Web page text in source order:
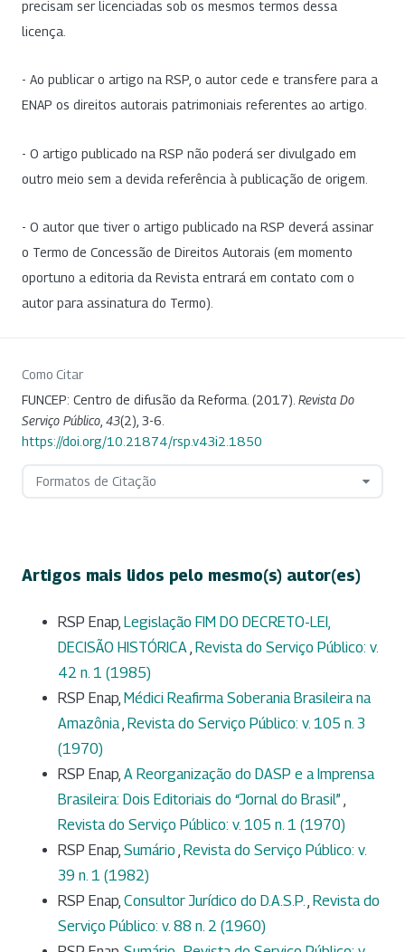
precisam ser licenciadas sob os mesmos termos dessa
licença.
- Ao publicar o artigo na RSP, o autor cede e transfere para a
ENAP os direitos autorais patrimoniais referentes ao artigo.
- O artigo publicado na RSP não poderá ser divulgado em
outro meio sem a devida referência à publicação de origem.
- O autor que tiver o artigo publicado na RSP deverá assinar
o Termo de Concessão de Direitos Autorais (em momento
oportuno a editoria da Revista entrará em contato com o
autor para assinatura do Termo).
Como Citar
FUNCEP: Centro de difusão da Reforma. (2017). Revista Do
Serviço Público 43(2), 3-6.
https://doi.org/10.21874/rsp.v43i2.1850
Formatos de Citação
Artigos mais lidos pelo mesmo(s) autor(es)
RSP Enap, Legislação FIM DO DECRETO-LEI,
DECISÃO HISTÓRICA, Revista do Serviço Público: v.
42 n. 1 (1985)
RSP Enap, Médici Reafirma Soberania Brasileira na
Amazônia, Revista do Serviço Público: v. 105 n. 3
(1970)
RSP Enap, A Reorganização do DASP e a Imprensa
Brasileira: Dois Editoriais do “Jornal do Brasil” ,
Revista do Serviço Público: v. 105 n. 1 (1970)
RSP Enap, Sumário , Revista do Serviço Público: v.
39 n. 1 (1982)
RSP Enap, Consultor Jurídico do D.A.S.P., Revista do
Serviço Público: v. 88 n. 2 (1960)